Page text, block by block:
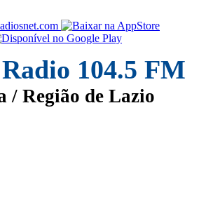
104.5 FM
/ Região de Lazio